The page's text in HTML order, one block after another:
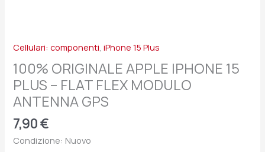
Cellulari: componenti,iPhone 15 Plus
100% ORIGINALE APPLE IPHONE 15
PLUS – FLAT FLEX MODULO
ANTENNA GPS
7,90€
Condizione: Nuovo